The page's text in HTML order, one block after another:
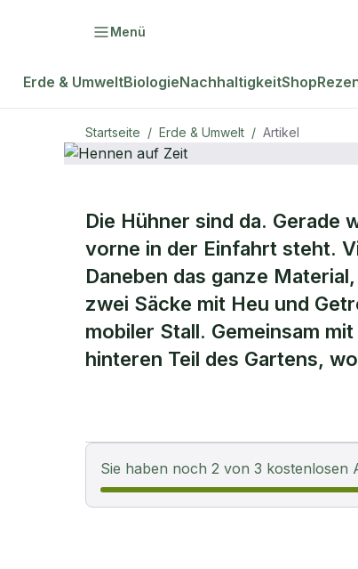
Menü
Erde & UmweltBiologieNachhaltigkeitShop
Startseite / Erde & Umwelt / Artikel
natur PlusERDE & UMWELT
Hennen
Zeit
Die Hühner sind da. Gerade
vorne in der Einfahrt steht.
Daneben das ganze
zwei Säcke mit Heu und
mobiler Stall. Gemeinsam
hinteren Teil des Gartens,
Sie haben noch 2 von 3 kostenlosen